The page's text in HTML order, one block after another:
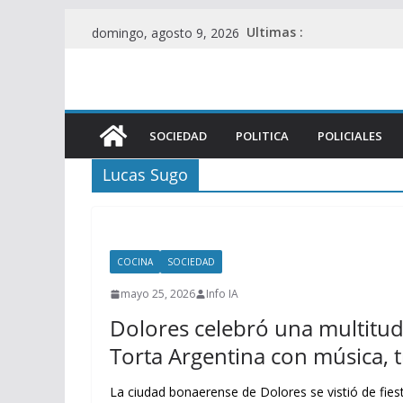
domingo, agosto 9, 2026 Ultimas :
SOCIEDAD POLITICA POLICIALES
Lucas Sugo
COCINA SOCIEDAD
mayo 25, 2026 Info IA
Dolores celebró una
Torta Argentina con música,
La ciudad bonaerense de Dolores se vistió de